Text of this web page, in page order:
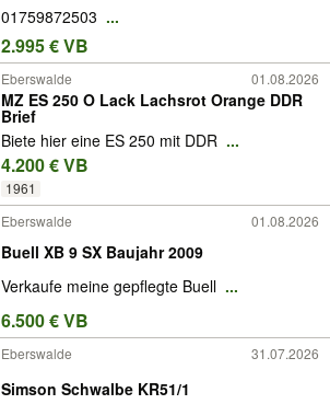
01759872503 ...
2.995 € VB
Eberswalde 01.08.2026
MZ ES 250 O Lack Lachsrot Orange DDR
Brief
Biete hier eine ES 250 mit DDR ...
4.200 € VB
1961
Eberswalde 01.08.2026
Buell XB 9 SX Baujahr 2009
Verkaufe meine gepflegte Buell ...
6.500 € VB
Eberswalde 31.07.2026
Simson Schwalbe KR51/1